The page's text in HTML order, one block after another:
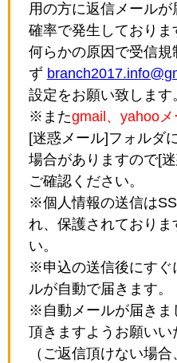
用の方に返信メール
確率で発生しておりま
何らかの原因で受信
ず
設定をお願い致します
※またgmail、yahooメ
[迷惑メール]フォルダ
場合がありますので[
ご確認ください。
※個人情報の送信は
れ、保護されておりま
い。
※申込の送信後にすぐ
ルが自動で届きます。
※自動メールが届きま
頂きますようお願いい
（ご返信頂けない場